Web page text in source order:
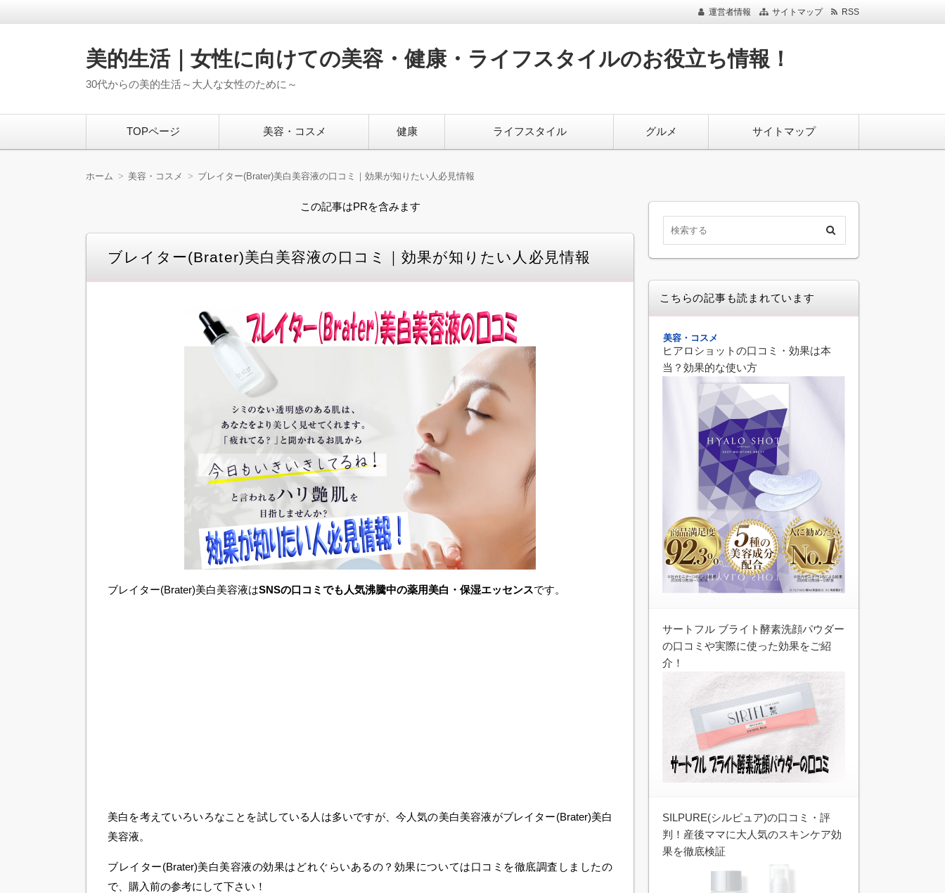
運営者情報 サイトマップ RSS
美的生活｜女性に向けての美容・健康・ライフスタイルのお役立ち情報！
30代からの美的生活～大人な女性のために～
TOPページ 美容・コスメ 健康 ライフスタイル グルメ サイトマップ
ホーム 美容・コスメ ブレイター(Brater)美白美容液の口コミ｜効果が知りたい人必見情報
この記事はPRを含みます
ブレイター(Brater)美白美容液の口コミ｜効果が知りたい人必見情報
ブレイター(Brater)美白美容液はSNSの口コミでも人気沸騰中の薬用美白・保湿エッセンスです。
美白を考えていろいろなことを試している人は多いですが、今人気の美白美容液がブレイター(Brater)美白
美容液。
ブレイター(Brater)美白美容液の効果はどれぐらいあるの？効果については口コミを徹底調査しましたの
で、購入前の参考にして下さい！
こちらの記事も読まれています
美容・コスメ
ヒアロショットの口コミ・効果は本
当？効果的な使い方
サートフル ブライト酵素洗顔パウダー
の口コミや実際に使った効果をご紹
介！
SILPURE(シルピュア)の口コミ・評
判！産後ママに大人気のスキンケア効
果を徹底検証